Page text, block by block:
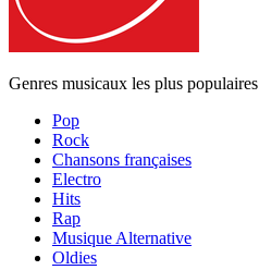
Genres musicaux les plus populaires
Pop
Rock
Chansons françaises
Electro
Hits
Rap
Musique Alternative
Oldies